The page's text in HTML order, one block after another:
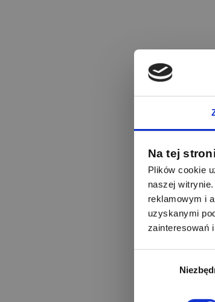
Na tej
Plików cookie
naszej
reklamowym i
uzyskanymi
zainteresowań